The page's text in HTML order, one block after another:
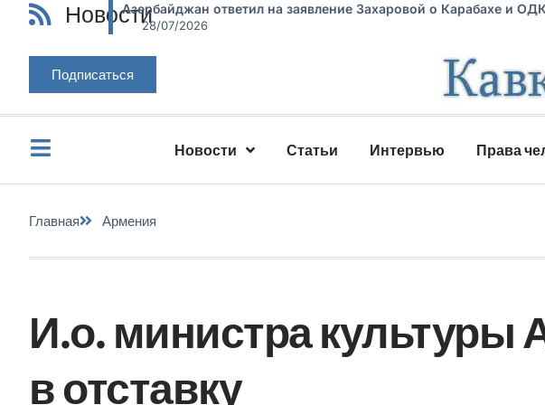
НовостиАзербайджан ответил на заявление Захаровой о Карабахе и
28/07/2026
Подписаться
Новости Статьи Интервью Права
Главная Армения
И.о. министра культуры
в отставку